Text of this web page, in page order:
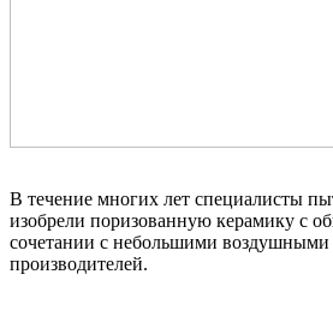
В течение многих лет специалисты
изобрели поризованную керамику с
сочетании с небольшими воздушными
производителей.